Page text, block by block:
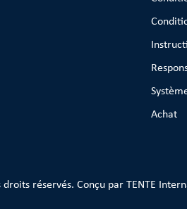
Achat
réservés. Conçu par TENTE